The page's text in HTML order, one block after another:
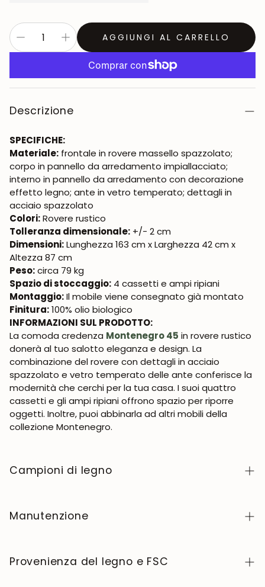
AGGIUNGI AL CARRELLO
Descrizione
SPECIFICHE:
Materiale: frontale in rovere massello spazzolato;
corpo in pannello da arredamento impiallacciato;
interno in pannello da arredamento con decorazione
effetto legno; ante in vetro temperato; dettagli in
acciaio spazzolato
Colori:Rovere rustico
Tolleranza dimensionale: +/- 2 cm
Dimensioni:Lunghezza 163 cm x Larghezza 42 cm x
Altezza 87 cm
Peso:circa 79 kg
Spazio di stoccaggio: 4 cassetti e ampi ripiani
Montaggio:Il mobile viene consegnato già montato
Finitura:100% olio biologico
INFORMAZIONI SUL PRODOTTO:
La comoda credenza Montenegro 45 in rovere rustico
donerà al tuo salotto eleganza e design. La
combinazione del rovere con dettagli in acciaio
spazzolato e vetro temperato delle ante conferisce la
modernità che cerchi per la tua casa. I suoi quattro
cassetti e gli ampi ripiani offrono spazio per riporre
oggetti. Inoltre, puoi abbinarla ad altri mobili della
collezione Montenegro.
Campioni di legno
NordicStory, clicca
Manutenzione
apprezzato per il suo carattere autentico e la sua
bellezza che evolve nel tempo. Per mantenerlo in
Provenienza del legno e FSC